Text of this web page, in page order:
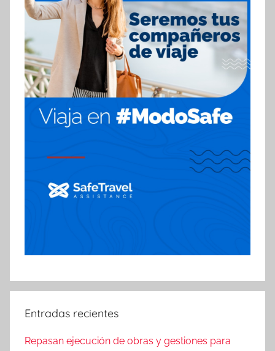
Entradas recientes
Repasan ejecución de obras y gestiones para